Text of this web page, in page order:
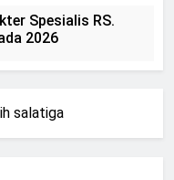
Spesialis RS.
2026
Pasien BPJS
salatiga